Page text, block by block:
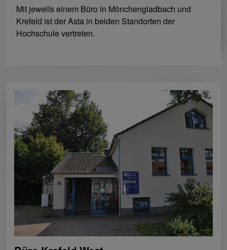
Mit jeweils einem Büro in Mönchengladbach und
Krefeld ist der Asta in beiden Standorten der
Hochschule vertreten.